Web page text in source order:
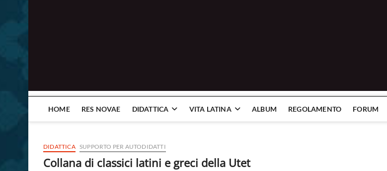
HOME RES NOVAE DIDATTICA VITA LATINA ALBUM REGOLAMENTO FORUM
DIDATTICA SUPPORTO PER AUTODIDATTI
Collana di classici latini e greci della Utet